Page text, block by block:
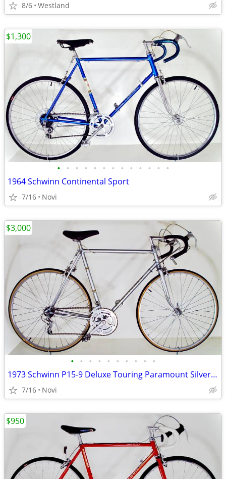
8/6 Westland
• • • • • • • • • • • • •
1964 Schwinn Continental Sport
7/16 Novi
$1,300
• • • • • • • • • •
1973 Schwinn P15-9 Deluxe Touring Paramount Silver Mist 15 Speed Bicyc
7/16 Novi
$3,000
$950